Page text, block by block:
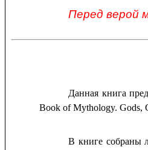
Перед верой
Данная книга
Book of Mythology. Gods,
В книге собраны